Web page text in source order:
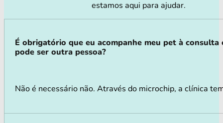
estamos aqui para ajudar.
É obrigatório que eu acompanhe meu pet à consulta
pode ser outra pessoa?
Não é necessário não. Através do microchip, a clínica